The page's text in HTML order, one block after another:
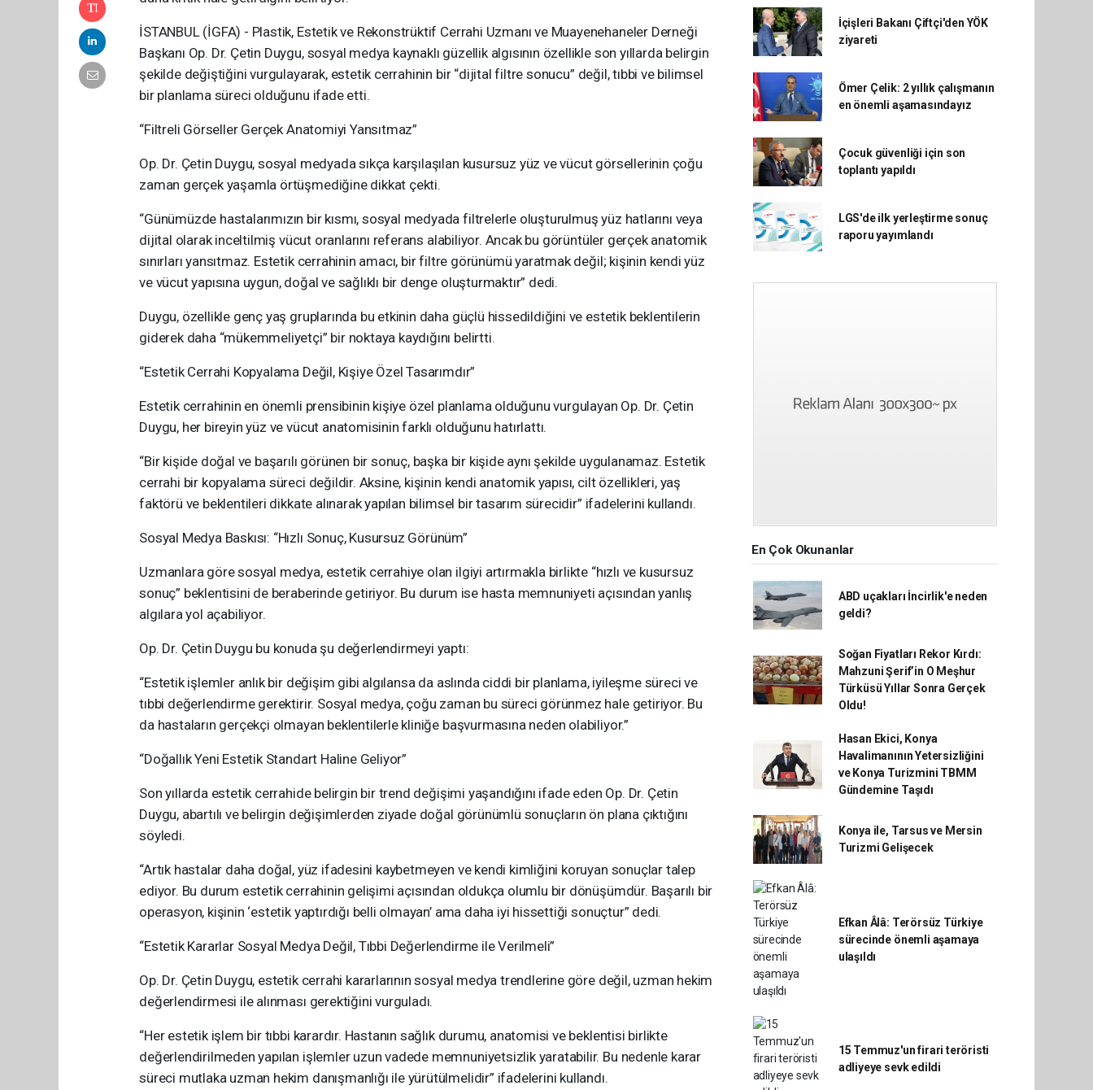
İSTANBUL (İGFA) - Plastik, Estetik ve Rekonstrüktif Cerrahi Uzmanı ve Muayenehaneler Derneği
Başkanı Op. Dr. Çetin Duygu, sosyal medya kaynaklı güzellik algısının özellikle son yıllarda belirgin
şekilde değiştiğini vurgulayarak, estetik cerrahinin bir “dijital filtre sonucu” değil, tıbbi ve bilimsel
bir planlama süreci olduğunu ifade etti.
“Filtreli Görseller Gerçek Anatomiyi Yansıtmaz”
Op. Dr. Çetin Duygu, sosyal medyada sıkça karşılaşılan kusursuz yüz ve vücut görsellerinin çoğu
zaman gerçek yaşamla örtüşmediğine dikkat çekti.
“Günümüzde hastalarımızın bir kısmı, sosyal medyada filtrelerle oluşturulmuş yüz hatlarını veya
dijital olarak inceltilmiş vücut oranlarını referans alabiliyor. Ancak bu görüntüler gerçek anatomik
sınırları yansıtmaz. Estetik cerrahinin amacı, bir filtre görünümü yaratmak değil; kişinin kendi yüz
ve vücut yapısına uygun, doğal ve sağlıklı bir denge oluşturmaktır” dedi.
Duygu, özellikle genç yaş gruplarında bu etkinin daha güçlü hissedildiğini ve estetik beklentilerin
giderek daha “mükemmeliyetçi” bir noktaya kaydığını belirtti.
“Estetik Cerrahi Kopyalama Değil, Kişiye Özel Tasarımdır”
Estetik cerrahinin en önemli prensibinin kişiye özel planlama olduğunu vurgulayan Op. Dr. Çetin
Duygu, her bireyin yüz ve vücut anatomisinin farklı olduğunu hatırlattı.
“Bir kişide doğal ve başarılı görünen bir sonuç, başka bir kişide aynı şekilde uygulanamaz. Estetik
cerrahi bir kopyalama süreci değildir. Aksine, kişinin kendi anatomik yapısı, cilt özellikleri, yaş
faktörü ve beklentileri dikkate alınarak yapılan bilimsel bir tasarım sürecidir” ifadelerini kullandı.
Sosyal Medya Baskısı: “Hızlı Sonuç, Kusursuz Görünüm”
Uzmanlara göre sosyal medya, estetik cerrahiye olan ilgiyi artırmakla birlikte “hızlı ve kusursuz
sonuç” beklentisini de beraberinde getiriyor. Bu durum ise hasta memnuniyeti açısından yanlış
algılara yol açabiliyor.
Op. Dr. Çetin Duygu bu konuda şu değerlendirmeyi yaptı:
“Estetik işlemler anlık bir değişim gibi algılansa da aslında ciddi bir planlama, iyileşme süreci ve
tıbbi değerlendirme gerektirir. Sosyal medya, çoğu zaman bu süreci görünmez hale getiriyor. Bu
da hastaların gerçekçi olmayan beklentilerle kliniğe başvurmasına neden olabiliyor.”
“Doğallık Yeni Estetik Standart Haline Geliyor”
Son yıllarda estetik cerrahide belirgin bir trend değişimi yaşandığını ifade eden Op. Dr. Çetin
Duygu, abartılı ve belirgin değişimlerden ziyade doğal görünümlü sonuçların ön plana çıktığını
söyledi.
“Artık hastalar daha doğal, yüz ifadesini kaybetmeyen ve kendi kimliğini koruyan sonuçlar talep
ediyor. Bu durum estetik cerrahinin gelişimi açısından oldukça olumlu bir dönüşümdür. Başarılı bir
operasyon, kişinin ‘estetik yaptırdığı belli olmayan’ ama daha iyi hissettiği sonuçtur” dedi.
“Estetik Kararlar Sosyal Medya Değil, Tıbbi Değerlendirme ile Verilmeli”
Op. Dr. Çetin Duygu, estetik cerrahi kararlarının sosyal medya trendlerine göre değil, uzman hekim
değerlendirmesi ile alınması gerektiğini vurguladı.
“Her estetik işlem bir tıbbi karardır. Hastanın sağlık durumu, anatomisi ve beklentisi birlikte
değerlendirilmeden yapılan işlemler uzun vadede memnuniyetsizlik yaratabilir. Bu nedenle karar
süreci mutlaka uzman hekim danışmanlığı ile yürütülmelidir” ifadelerini kullandı.
İçişleri Bakanı Çiftçi'den YÖK
ziyareti
Ömer Çelik: 2 yıllık çalışmanın
en önemli aşamasındayız
Çocuk güvenliği için son
toplantı yapıldı
LGS'de ilk yerleştirme sonuç
raporu yayımlandı
En Çok Okunanlar
ABD uçakları İncirlik'e neden
geldi?
Soğan Fiyatları Rekor Kırdı:
Mahzuni Şerif’in O Meşhur
Türküsü Yıllar Sonra Gerçek
Oldu!
Hasan Ekici, Konya
Havalimanının Yetersizliğini
ve Konya Turizmini TBMM
Gündemine Taşıdı
Konya ile, Tarsus ve Mersin
Turizmi Gelişecek
Efkan Âlâ: Terörsüz Türkiye
sürecinde önemli aşamaya
ulaşıldı
15 Temmuz'un firari teröristi
adliyeye sevk edildi